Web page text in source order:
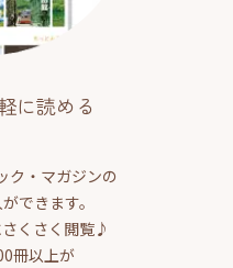
に読める
ク・マガジンの
できます。
くさく閲覧♪
冊以上が